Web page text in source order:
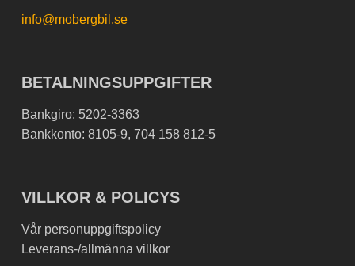
info@mobergbil.se
BETALNINGSUPPGIFTER
Bankgiro: 5202-3363
Bankkonto: 8105-9, 704 158 812-5
VILLKOR & POLICYS
Vår personuppgiftspolicy
Leverans-/allmänna villkor